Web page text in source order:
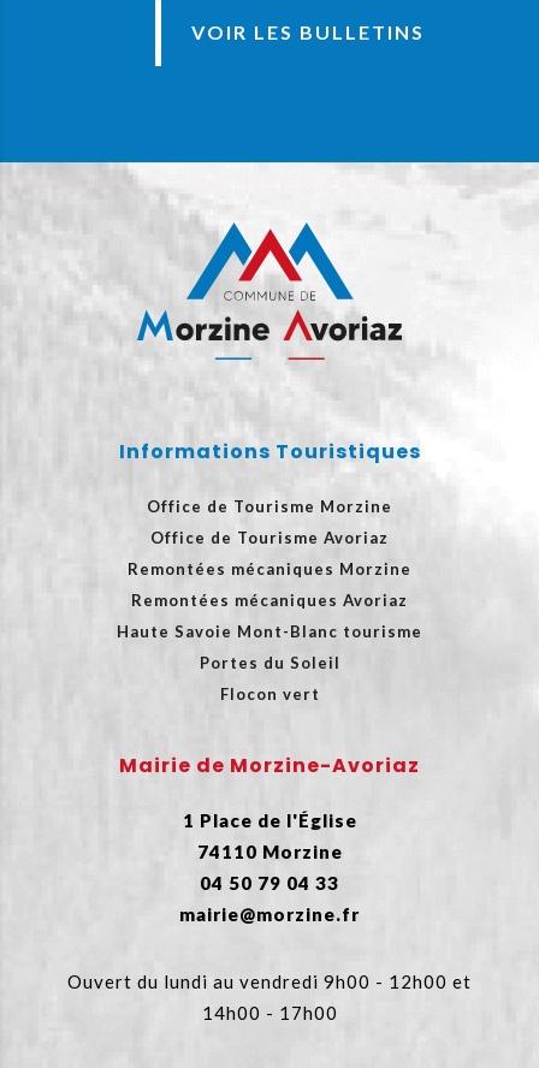
VOIR LES BULLETINS
Informations Touristiques
Office de Tourisme Morzine
Office de Tourisme Avoriaz
Remontées mécaniques Morzine
Remontées mécaniques Avoriaz
Haute Savoie Mont-Blanc tourisme
Portes du Soleil
Flocon vert
Mairie de Morzine-Avoriaz
1 Place de l'Église
74110 Morzine
04 50 79 04 33
mairie@morzine.fr
Ouvert du lundi au vendredi 9h00 - 12h00 et
14h00 - 17h00